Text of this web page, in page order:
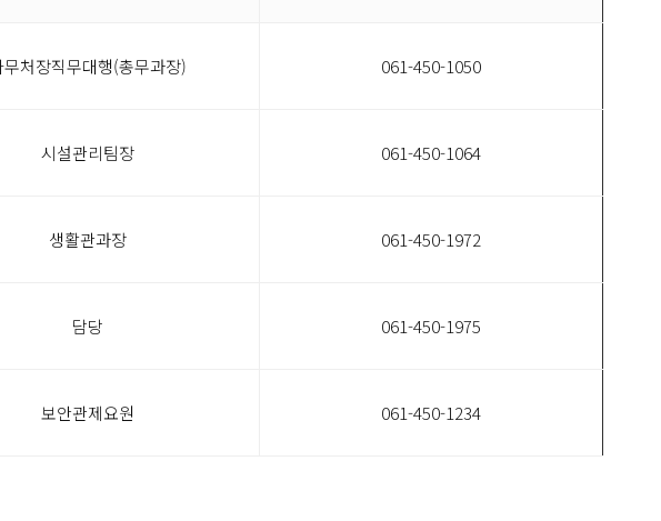
무처장직무대행(총무과장) 061-450-1050
시설관리팀장 061-450-1064
생활관과장 061-450-1972
담당 061-450-1975
보안관제요원 061-450-1234